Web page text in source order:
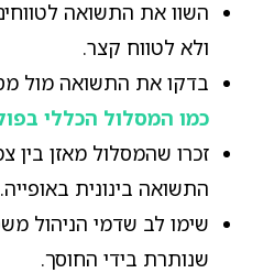
השוו את התשואה
ולא לטווח קצר.
בדקו את התשואה מול
כמו המסלול הכללי
זכרו שהמסלול מאזן בין
התשואה בינונית באופייה.
שימו לב שדמי הניהול
שנותרת בידי החוסך.